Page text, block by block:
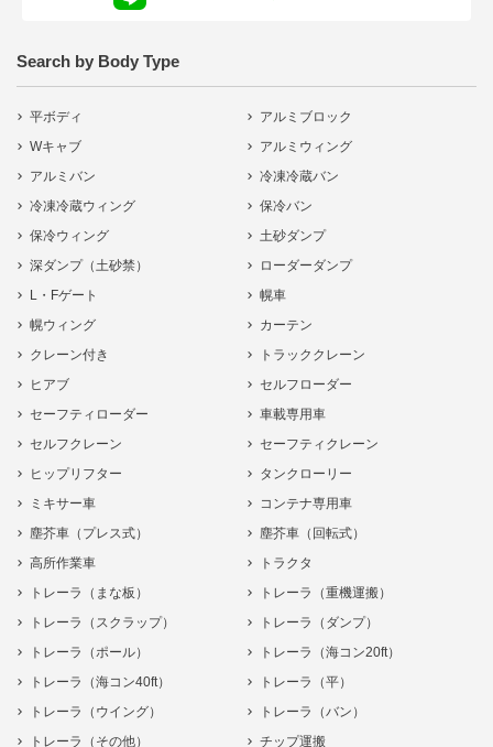
Search by Body Type
平ボディ
アルミブロック
Wキャブ
アルミウィング
アルミバン
冷凍冷蔵バン
冷凍冷蔵ウィング
保冷バン
保冷ウィング
土砂ダンプ
深ダンプ（土砂禁）
ローダーダンプ
L・Fゲート
幌車
幌ウィング
カーテン
クレーン付き
トラッククレーン
ヒアブ
セルフローダー
セーフティローダー
車載専用車
セルフクレーン
セーフティクレーン
ヒップリフター
タンクローリー
ミキサー車
コンテナ専用車
塵芥車（プレス式）
塵芥車（回転式）
高所作業車
トラクタ
トレーラ（まな板）
トレーラ（重機運搬）
トレーラ（スクラップ）
トレーラ（ダンプ）
トレーラ（ポール）
トレーラ（海コン20ft）
トレーラ（海コン40ft）
トレーラ（平）
トレーラ（ウイング）
トレーラ（バン）
トレーラ（その他）
チップ運搬